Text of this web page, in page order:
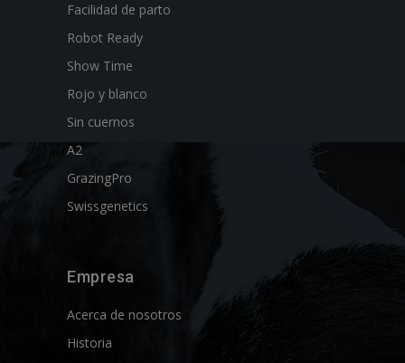
Facilidad de parto
Robot Ready
Show Time
Rojo y blanco
Sin cuernos
A2
GrazingPro
Swissgenetics
Empresa
Acerca de nosotros
Historia